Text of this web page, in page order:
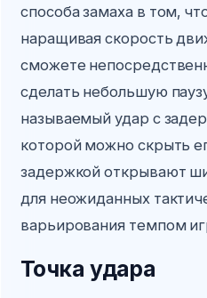
способа замаха в том,
наращивая скорость
сможете
сделать небольшую
называемый удар с
которой можно скрыть
задержкой открывают
для неожиданных
варьирования темпом
Точка удара